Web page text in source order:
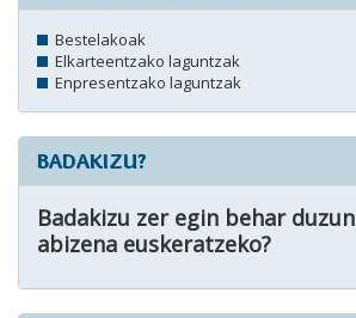
Bestelakoak
Elkarteentzako laguntzak
Enpresentzako laguntzak
BADAKIZU?
Badakizu zer egin behar duzun
abizena euskeratzeko?